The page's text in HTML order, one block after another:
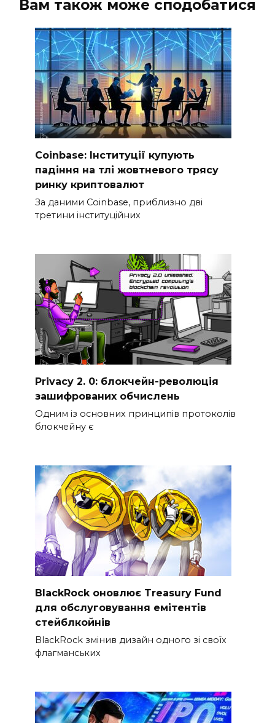
Вам також може сподобатися
Coinbase: Інституції купують
падіння на тлі жовтневого трясу
ринку криптовалют
За даними Coinbase, приблизно дві
третини інституційних
Privacy 2. 0: блокчейн-революція
зашифрованих обчислень
Одним із основних принципів протоколів
блокчейну є
BlackRock оновлює Treasury Fund
для обслуговування емітентів
стейблкойнів
BlackRock змінив дизайн одного зі своїх
флагманських